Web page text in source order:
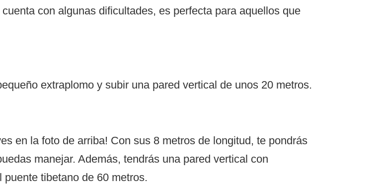
con algunas dificultades, es perfecta para aquellos que
extraplomo y subir una pared vertical de unos 20 metros.
en la foto de arriba! Con sus 8 metros de longitud, te pondrás
manejar. Además, tendrás una pared vertical con
tibetano de 60 metros.